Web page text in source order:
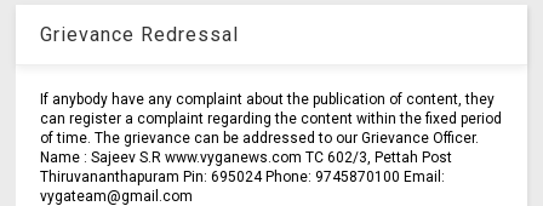
Grievance Redressal
If anybody have any complaint about the publication of content, they
can register a complaint regarding the content within the fixed period
of time. The grievance can be addressed to our Grievance Officer.
Name : Sajeev S.R www.vyganews.com TC 602/3, Pettah Post
Thiruvananthapuram Pin: 695024 Phone: 9745870100 Email:
vygateam@gmail.com